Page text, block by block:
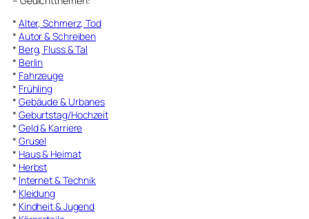
* Alter, Schmerz, Tod
* Autor & Schreiben
* Berg, Fluss & Tal
* Berlin
* Fahrzeuge
* Frühling
* Gebäude & Urbanes
* Geburtstag/Hochzeit
* Geld & Karriere
* Grusel
* Haus & Heimat
* Herbst
* Internet & Technik
* Kleidung
* Kindheit & Jugend